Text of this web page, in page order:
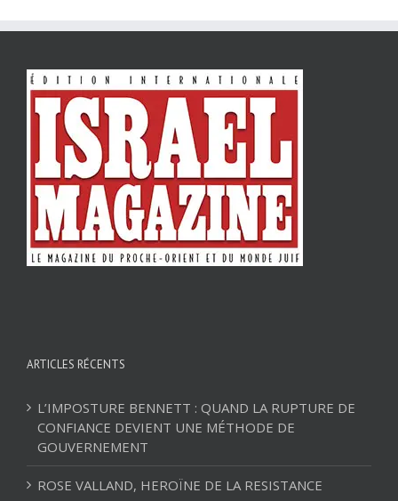
ARTICLES RÉCENTS
L’IMPOSTURE BENNETT : QUAND LA RUPTURE DE
CONFIANCE DEVIENT UNE MÉTHODE DE
GOUVERNEMENT
ROSE VALLAND, HEROÏNE DE LA RESISTANCE